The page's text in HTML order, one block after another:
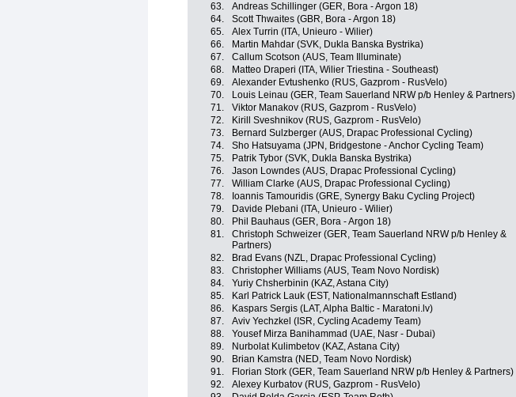
63.
Andreas Schillinger (GER, Bora - Argon 18)
64.
Scott Thwaites (GBR, Bora - Argon 18)
65.
Alex Turrin (ITA, Unieuro - Wilier)
66.
Martin Mahdar (SVK, Dukla Banska Bystrika)
67.
Callum Scotson (AUS, Team Illuminate)
68.
Matteo Draperi (ITA, Wilier Triestina - Southeast)
69.
Alexander Evtushenko (RUS, Gazprom - RusVelo)
70.
Louis Leinau (GER, Team Sauerland NRW p/b Henley & Partners)
71.
Viktor Manakov (RUS, Gazprom - RusVelo)
72.
Kirill Sveshnikov (RUS, Gazprom - RusVelo)
73.
Bernard Sulzberger (AUS, Drapac Professional Cycling)
74.
Sho Hatsuyama (JPN, Bridgestone - Anchor Cycling Team)
75.
Patrik Tybor (SVK, Dukla Banska Bystrika)
76.
Jason Lowndes (AUS, Drapac Professional Cycling)
77.
William Clarke (AUS, Drapac Professional Cycling)
78.
Ioannis Tamouridis (GRE, Synergy Baku Cycling Project)
79.
Davide Plebani (ITA, Unieuro - Wilier)
80.
Phil Bauhaus (GER, Bora - Argon 18)
81.
Christoph Schweizer (GER, Team Sauerland NRW p/b Henley &
Partners)
82. Brad Evans (NZL, Drapac Professional Cycling)
83.
Christopher Williams (AUS, Team Novo Nordisk)
84.
Yuriy Chsherbinin (KAZ, Astana City)
85.
Karl Patrick Lauk (EST, Nationalmannschaft Estland)
86.
Kaspars Sergis (LAT, Alpha Baltic - Maratoni.lv)
87.
Aviv Yechzkel (ISR, Cycling Academy Team)
88.
Yousef Mirza Banihammad (UAE, Nasr - Dubai)
89.
Nurbolat Kulimbetov (KAZ, Astana City)
90.
Brian Kamstra (NED, Team Novo Nordisk)
91.
Florian Stork (GER, Team Sauerland NRW p/b Henley & Partners)
92.
Alexey Kurbatov (RUS, Gazprom - RusVelo)